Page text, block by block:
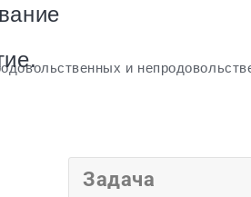
и
Задача